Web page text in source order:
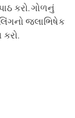
કરો. ગોળનું
જલાભિષેક